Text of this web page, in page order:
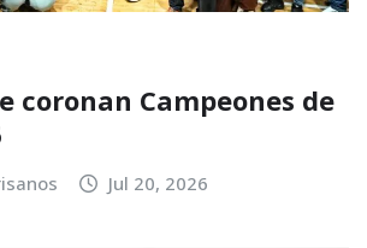
coronan Campeones de
Jul 20, 2026